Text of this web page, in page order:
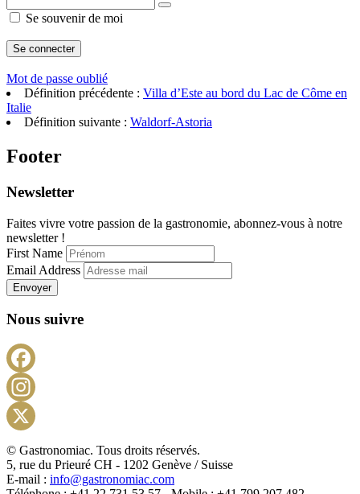
Se souvenir de moi
Mot de passe oublié
Définition précédente : Villa d’Este au bord du Lac de Côme en
Italie
Définition suivante : Waldorf-Astoria
Footer
Newsletter
Faites vivre votre passion de la gastronomie, abonnez-vous à notre
newsletter !
First Name
Email Address
Envoyer
Nous suivre
X
© Gastronomiac. Tous droits réservés.
5, rue du Prieuré CH - 1202 Genève / Suisse
E-mail : info@gastronomiac.com